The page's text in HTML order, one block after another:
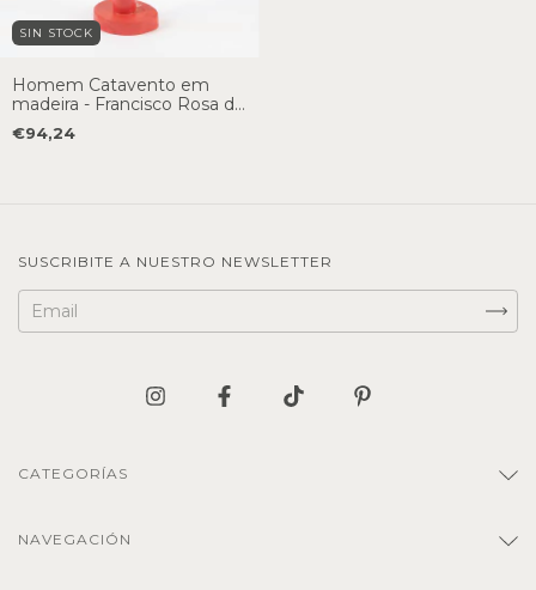
SIN STOCK
Homem Catavento em
madeira - Francisco Rosa do
€94,24
SUSCRIBITE A NUESTRO NEWSLETTER
CATEGORÍAS
NAVEGACIÓN